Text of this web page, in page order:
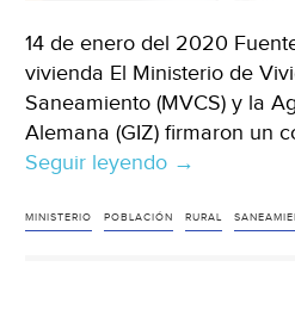
14 de enero del 2020
vivienda El Ministerio de
Saneamiento (MVCS) y la
Alemana (GIZ) firmaron un
Seguir leyendo Alemania:
destina
→
MINISTERIO POBLACIÓN RURAL